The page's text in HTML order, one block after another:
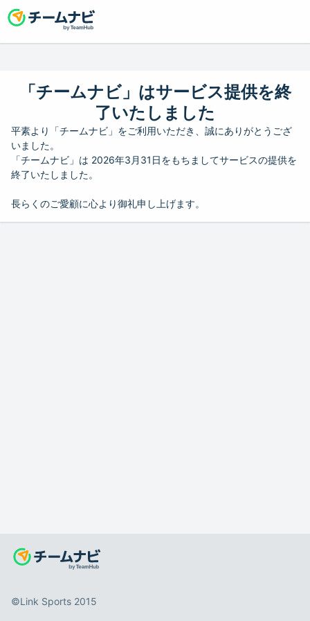
「チームナビ」はサービス提供を終
了いたしました
平素より「チームナビ」をご利用いただき、誠にありがとうござ
いました。
「チームナビ」は 2026年3月31日をもちましてサービスの提供を
終了いたしました。
長らくのご愛顧に心より御礼申し上げます。
©️Link Sports 2015